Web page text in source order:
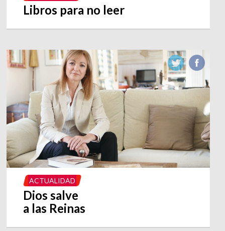
Libros para no leer
ACTUALIDAD
Dios salve
a las Reinas